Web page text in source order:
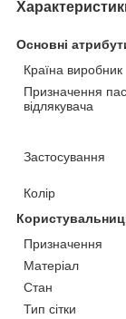
Основні
Країна виробник
Призначення
відлякувача
Застосування
Колір
Призначення
Матеріал
Стан
Тип сітки